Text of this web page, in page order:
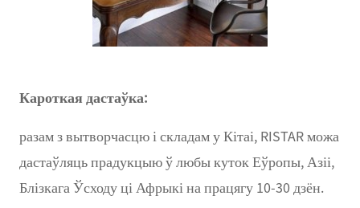
Кароткая дастаўка:
разам з вытворчасцю і складам у Кітаі, RISTAR можа
дастаўляць прадукцыю ў любы куток Еўропы, Азіі,
Блізкага Ўсходу ці Афрыкі на працягу 10-30 дзён.